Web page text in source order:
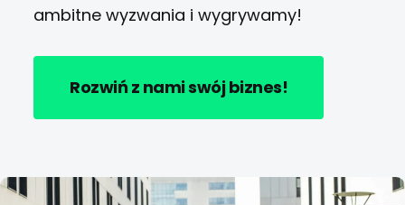
ambitne wyzwania i wygrywamy!
Rozwiń z nami swój biznes!